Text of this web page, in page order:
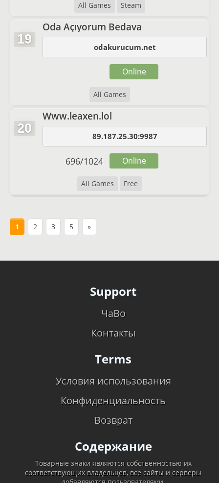
All Games Steam
19
Oda Açıyorum Bedava
odakurucum.net
All Games
Online
20
Www.leaxen.lol
89.187.25.30:9987
All Games Free
696/1024 Online
1 2 3 5 »
Support
ЧаВо
Контакты
Terms
Условия использования
Конфиденциальность
Возврат
Содержание
Товарные знаки являются собственностью их
соответствующих владельцев, все сайты и серверы